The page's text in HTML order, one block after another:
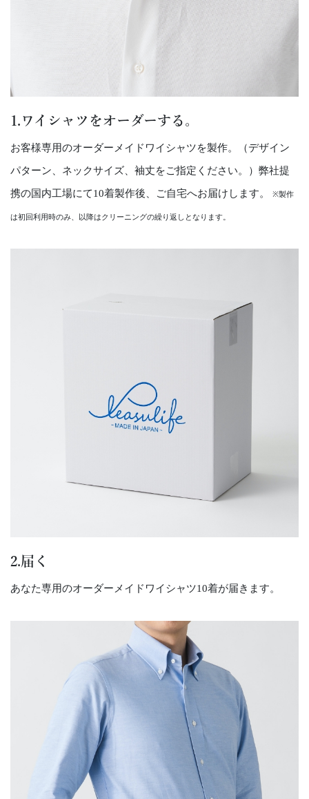
1.ワイシャツをオーダーする。
お客様専用のオーダーメイドワイシャツを製作。（デザイン
パターン、ネックサイズ、袖丈をご指定ください。）弊社提
携の国内工場にて10着製作後、ご自宅へお届けします。 ※製作
は初回利用時のみ、以降はクリーニングの繰り返しとなります。
2.届く
あなた専用のオーダーメイドワイシャツ10着が届きます。